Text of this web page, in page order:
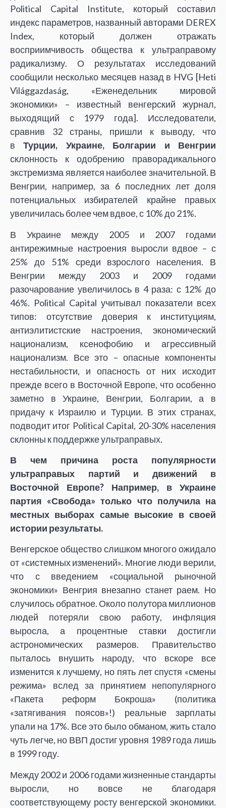
Political Capital Institute, который составил
индекс параметров, названный авторами DEREX
Index, который должен отражать
восприимчивость общества к ультраправому
радикализму. О результатах исследований
сообщили несколько месяцев назад в HVG [Heti
Világgazdaság, «Еженедельник мировой
экономики» – известный венгерский журнал,
выходящий с 1979 года]. Исследователи,
сравнив 32 страны, пришли к выводу, что
вТурции, Украине, Болгарии и Венгрии
склонность к одобрению праворадикального
экстремизма является наиболее значительной. В
Венгрии, например, за 6 последних лет доля
потенциальных избирателей крайне правых
увеличилась более чем вдвое, с 10% до 21%.
В Украине между 2005 и 2007 годами
антирежимные настроения выросли вдвое – с
25% до 51% среди взрослого населения. В
Венгрии между 2003 и 2009 годами
разочарование увеличилось в 4 раза: с 12% до
46%. Political Capital учитывал показатели всех
типов: отсутствие доверия к институциям,
антиэлитистские настроения, экономический
национализм, ксенофобию и агрессивный
национализм. Все это – опасные компоненты
нестабильности, и опасность от них исходит
прежде всего в Восточной Европе, что особенно
заметно в Украине, Венгрии, Болгарии, а в
придачу к Израилю и Турции. В этих странах,
подводит итог Political Capital, 20-30% населения
склонны к поддержке ультраправых.
В чем причина роста популярности
ультраправых партий и движений в
Восточной Европе? Например, в Украине
партия «Свобода» только что получила на
местных выборах самые высокие в своей
истории результаты.
Венгерское общество слишком многого ожидало
от «системных изменений». Многие люди верили,
что с введением «социальной рыночной
экономики» Венгрия внезапно станет раем. Но
случилось обратное. Около полутора миллионов
людей потеряли свою работу, инфляция
выросла, а процентные ставки достигли
астрономических размеров. Правительство
пыталось внушить народу, что вскоре все
изменится к лучшему, но пять лет спустя «смены
режима» вслед за принятием непопулярного
«Пакета реформ Бокроша» (политика
«затягивания поясов»!) реальные зарплаты
упали на 17%. Все это было обманом, жить стало
чуть легче, но ВВП достиг уровня 1989 года лишь
в 1999 году.
Между 2002 и 2006 годами жизненные стандарты
выросли, но вовсе не благодаря
соответствующему росту венгерской экономики.